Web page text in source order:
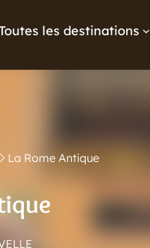
les destinations
La Rome Antique